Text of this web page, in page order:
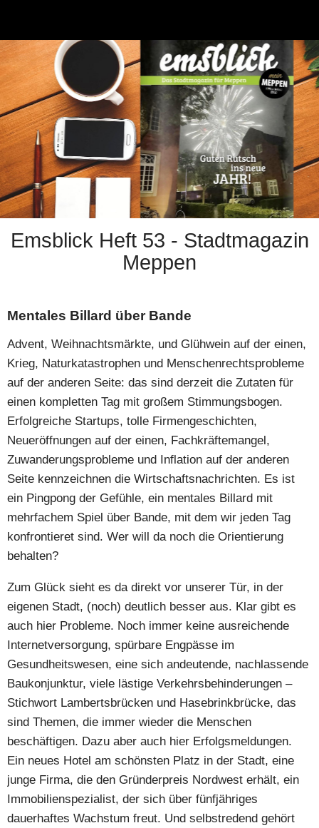
Emsblick Heft 53 - Stadtmagazin
Meppen
Mentales Billard über Bande
Advent, Weihnachtsmärkte, und Glühwein auf der einen,
Krieg, Naturkatastrophen und Menschenrechtsprobleme
auf der anderen Seite: das sind derzeit die Zutaten für
einen kompletten Tag mit großem Stimmungsbogen.
Erfolgreiche Startups, tolle Firmengeschichten,
Neueröffnungen auf der einen, Fachkräftemangel,
Zuwanderungsprobleme und Inflation auf der anderen
Seite kennzeichnen die Wirtschaftsnachrichten. Es ist
ein Pingpong der Gefühle, ein mentales Billard mit
mehrfachem Spiel über Bande, mit dem wir jeden Tag
konfrontieret sind. Wer will da noch die Orientierung
behalten?
Zum Glück sieht es da direkt vor unserer Tür, in der
eigenen Stadt, (noch) deutlich besser aus. Klar gibt es
auch hier Probleme. Noch immer keine ausreichende
Internetversorgung, spürbare Engpässe im
Gesundheitswesen, eine sich andeutende, nachlassende
Baukonjunktur, viele lästige Verkehrsbehinderungen –
Stichwort Lambertsbrücken und Hasebrinkbrücke, das
sind Themen, die immer wieder die Menschen
beschäftigen. Dazu aber auch hier Erfolgsmeldungen.
Ein neues Hotel am schönsten Platz in der Stadt, eine
junge Firma, die den Gründerpreis Nordwest erhält, ein
Immobilienspezialist, der sich über fünfjähriges
dauerhaftes Wachstum freut. Und selbstredend gehört